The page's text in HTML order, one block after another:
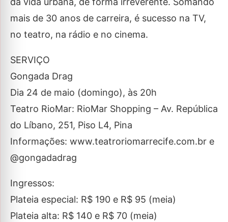
mais de 30 anos de carreira, é sucesso na TV,
no teatro, na rádio e no cinema.
SERVIÇO
Gongada Drag
Dia 24 de maio (domingo), às 20h
Teatro RioMar: RioMar Shopping – Av. República
do Líbano, 251, Piso L4, Pina
Informações: www.teatroriomarrecife.com.br e
@gongadadrag
Ingressos:
Plateia especial: R$ 190 e R$ 95 (meia)
Plateia alta: R$ 140 e R$ 70 (meia)